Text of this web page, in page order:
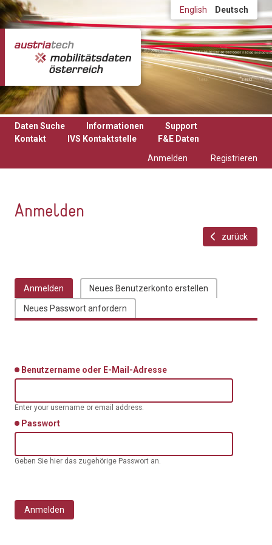
Direkt zum Inhalt English Deutsch
Daten Suche Informationen
Support
Kontakt
IVS Kontaktstelle
F&E Daten
Anmelden
Registrieren
Anmelden
zurück
Haupt-Reiter
Anmelden (aktiver Reiter)
Neues Benutzerkonto erstellen
Neues Passwort anfordern
Benutzername oder E-Mail-Adresse
Enter your username or email address.
Passwort
Geben Sie hier das zugehörige Passwort an.